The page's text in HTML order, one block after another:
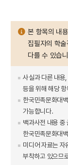
본 항목의 내
집필자의 학
다를 수 있습
사실과 다른 내용
등을 위해 해당
한국민족문화대
가능합니다.
백과사전 내용 중
한국민족문화대
미디어 자료는 자
부착하고 있으므